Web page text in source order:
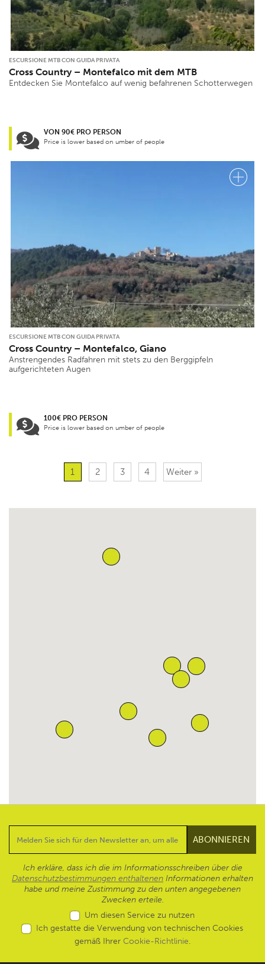
ESCURSIONE MTB CON GUIDA PRIVATA
Cross Country – Montefalco mit dem MTB
Entdecken Sie Montefalco auf wenig befahrenen Schotterwegen
VON 90€ PRO PERSON
Price is lower based on umber of people
ESCURSIONE MTB CON GUIDA PRIVATA
Cross Country – Montefalco, Giano
Anstrengendes Radfahren mit stets zu den Berggipfeln
aufgerichteten Augen
100€ PRO PERSON
Price is lower based on umber of people
1 2 3 4 Weiter »
Ich erkläre, dass ich die im Informationsschreiben über die
Datenschutzbestimmungen enthaltenen Informationen erhalten
habe und meine Zustimmung zu den unten angegebenen
Zwecken erteile.
Um diesen Service zu nutzen
Ich gestatte die Verwendung von technischen Cookies
gemäß Ihrer Cookie-Richtlinie.